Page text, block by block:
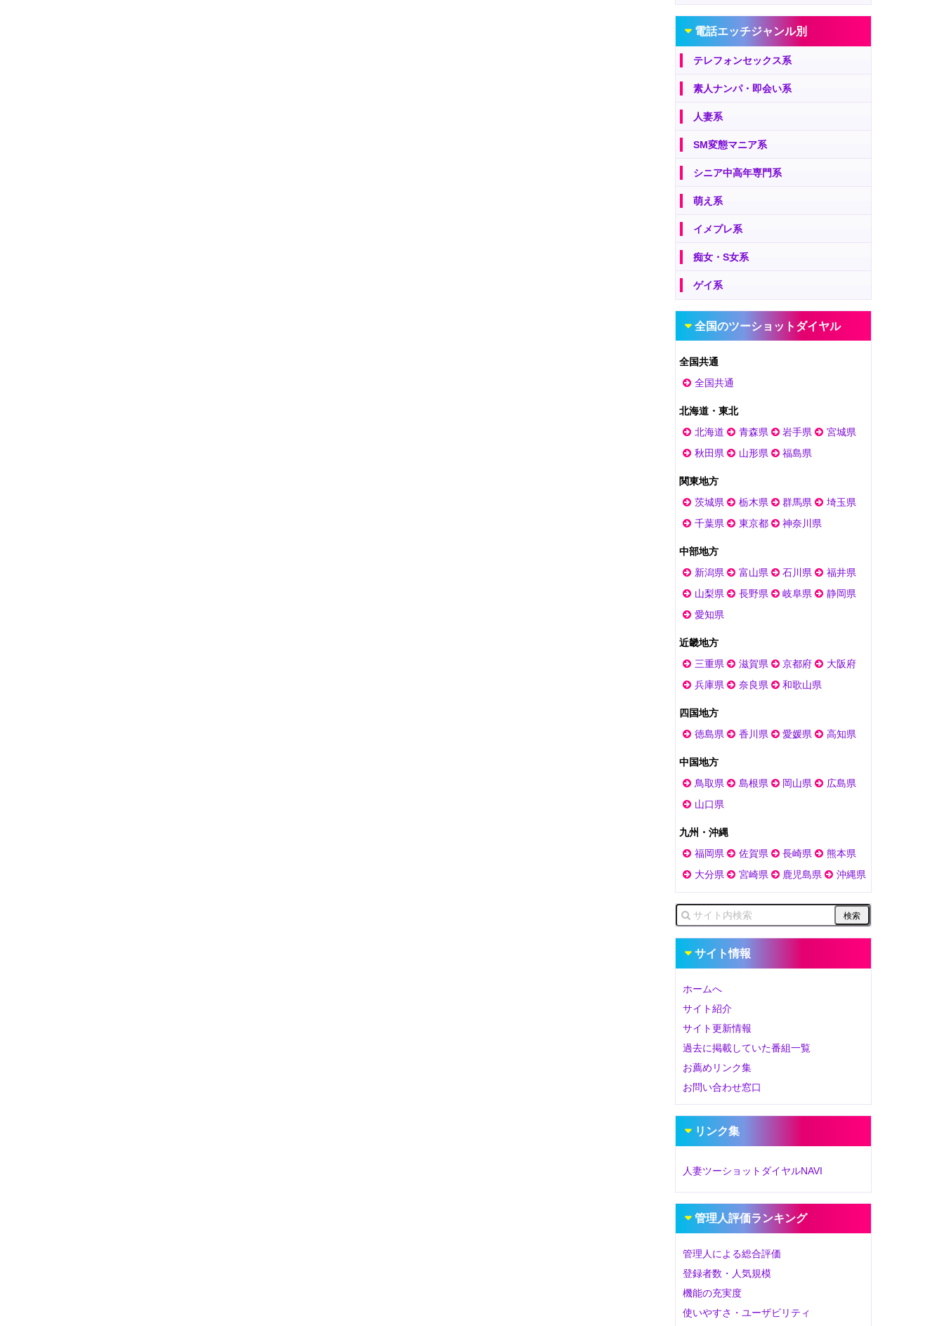
電話エッチジャンル別
テレフォンセックス系
素人ナンパ・即会い系
人妻系
SM変態マニア系
シニア中高年専門系
萌え系
イメプレ系
痴女・S女系
ゲイ系
全国のツーショットダイヤル
全国共通
全国共通
北海道・東北
北海道
青森県 岩手県
宮城県
秋田県
山形県 福島県
関東地方
茨城県
栃木県 群馬県
埼玉県
千葉県
東京都 神奈川県
中部地方
新潟県
富山県 石川県
福井県
山梨県
長野県 岐阜県
静岡県
愛知県
近畿地方
三重県
滋賀県 京都府
大阪府
兵庫県
奈良県 和歌山県
四国地方
徳島県
香川県 愛媛県 高知県
中国地方
鳥取県
島根県 岡山県
広島県
山口県
九州・沖縄
福岡県
佐賀県 長崎県
熊本県
大分県
宮崎県 鹿児島県 沖縄県
サイト情報
ホームへ
サイト紹介
サイト更新情報
過去に掲載していた番組一覧
お薦めリンク集
お問い合わせ窓口
リンク集
人妻ツーショットダイヤルNAVI
管理人評価ランキング
管理人による総合評価
登録者数・人気規模
機能の充実度
使いやすさ・ユーザビリティ